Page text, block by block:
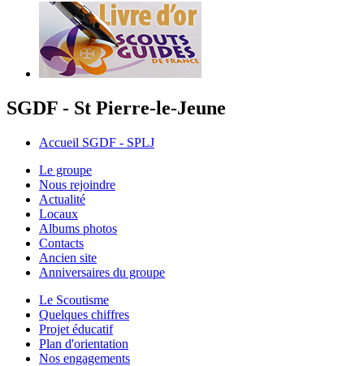
SGDF - St Pierre-le-Jeune
Accueil SGDF - SPLJ
Le groupe
Nous rejoindre
Actualité
Locaux
Albums photos
Contacts
Ancien site
Anniversaires du groupe
Le Scoutisme
Quelques chiffres
Projet éducatif
Plan d'orientation
Nos engagements